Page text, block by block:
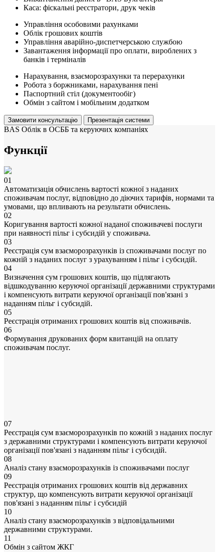
Каса: фіскальні реєстратори, друк чеків
Управління особовими рахунками
Облік грошових коштів
Управління аварійно-диспетчерською службою
Завантаження інформації про оплати, вироблених з
банків і терміналів
Нарахування, взаєморозрахунки та перерахунки
Робота з боржниками, нарахування пені
Паспортний стіл (документообіг)
Обмін з сайтом і мобільним додатком
Замовити консультацію Презентація системи
BAS Облік в ОСББ та керуючих компаніях
Функції
01
Автоматизація обчислень вартості кожної з наданих
споживачам послуг, відповідно до діючих тарифів, нормами та
умовами, що впливають на результати обчислень.
02
Коригування вартості кожної наданої споживачеві послуги
при наявності пільг і субсидій у споживача.
03
Реєстрація сум взаєморозрахунків із споживачами послуг по
кожній з наданих послуг з урахуванням і пільг і субсидій.
04
Визначення сум грошових коштів, що підлягають
відшкодуванню керуючої організації державними структурами
і компенсують витрати керуючої організації пов'язані з
наданням пільг і субсидій.
05
Реєстрація отриманих грошових коштів від споживачів.
06
Формування друкованих форм квитанцій на оплату
споживачам послуг.
07
Реєстрація сум взаєморозрахунків по кожній з наданих послуг
з державними структурами і компенсують витрати керуючої
організації пов'язані з наданням пільг і субсидій.
08
Аналіз стану взаєморозрахунків із споживачами послуг
09
Реєстрація отриманих грошових коштів від державних
структур, що компенсують витрати керуючої організації
пов'язані з наданням пільг і субсидій
10
Аналіз стану взаєморозрахунків з відповідальними
державними структурами.
11
Обмін з сайтом ЖКГ